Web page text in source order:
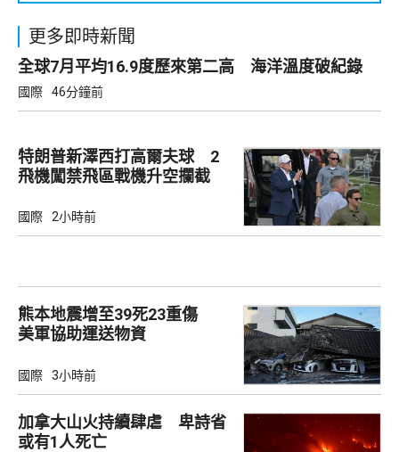
更多即時新聞
全球7月平均16.9度歷來第二高 海洋溫度破紀錄
國際 46分鐘前
特朗普新澤西打高爾夫球 2
飛機闖禁飛區戰機升空攔截
國際 2小時前
熊本地震增至39死23重傷
美軍協助運送物資
國際 3小時前
加拿大山火持續肆虐 卑詩省
或有1人死亡